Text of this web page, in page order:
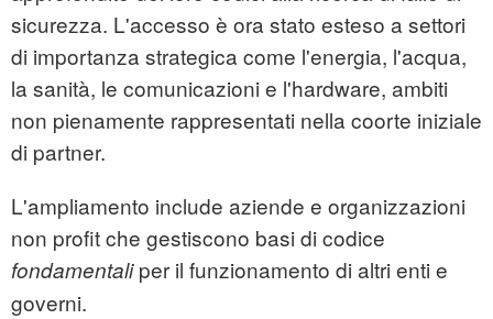
sicurezza. L'accesso è ora stato esteso a settori
di importanza strategica come l'energia, l'acqua,
la sanità, le comunicazioni e l'hardware, ambiti
non pienamente rappresentati nella coorte iniziale
di partner.
L'ampliamento include aziende e organizzazioni
non profit che gestiscono basi di codice
fondamentaliper il funzionamento di altri enti e
governi.